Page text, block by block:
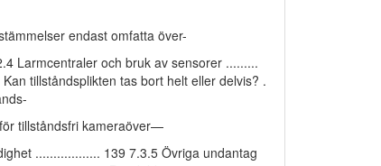
endast omfatta över-
Larmcentraler och bruk av sensorer .........
tillståndsplikten tas bort helt eller delvis? .
tillståndsfri kameraöver—
.................. 139 7.3.5 Övriga undantag